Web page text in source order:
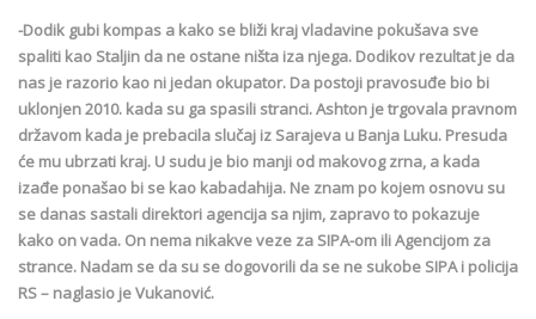
-Dodik gubi kompas a kako se bliži kraj vladavine pokušava sve
spaliti kao Staljin da ne ostane ništa iza njega. Dodikov rezultat je da
nas je razorio kao ni jedan okupator. Da postoji pravosuđe bio bi
uklonjen 2010. kada su ga spasili stranci. Ashton je trgovala pravnom
državom kada je prebacila slučaj iz Sarajeva u Banja Luku. Presuda
će mu ubrzati kraj. U sudu je bio manji od makovog zrna, a kada
izađe ponašao bi se kao kabadahija. Ne znam po kojem osnovu su
se danas sastali direktori agencija sa njim, zapravo to pokazuje
kako on vada. On nema nikakve veze za SIPA-om ili Agencijom za
strance. Nadam se da su se dogovorili da se ne sukobe SIPA i policija
RS – naglasio je Vukanović.